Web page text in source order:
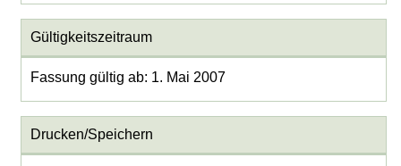
Gültigkeitszeitraum
Fassung gültig ab: 1. Mai 2007
Drucken/Speichern